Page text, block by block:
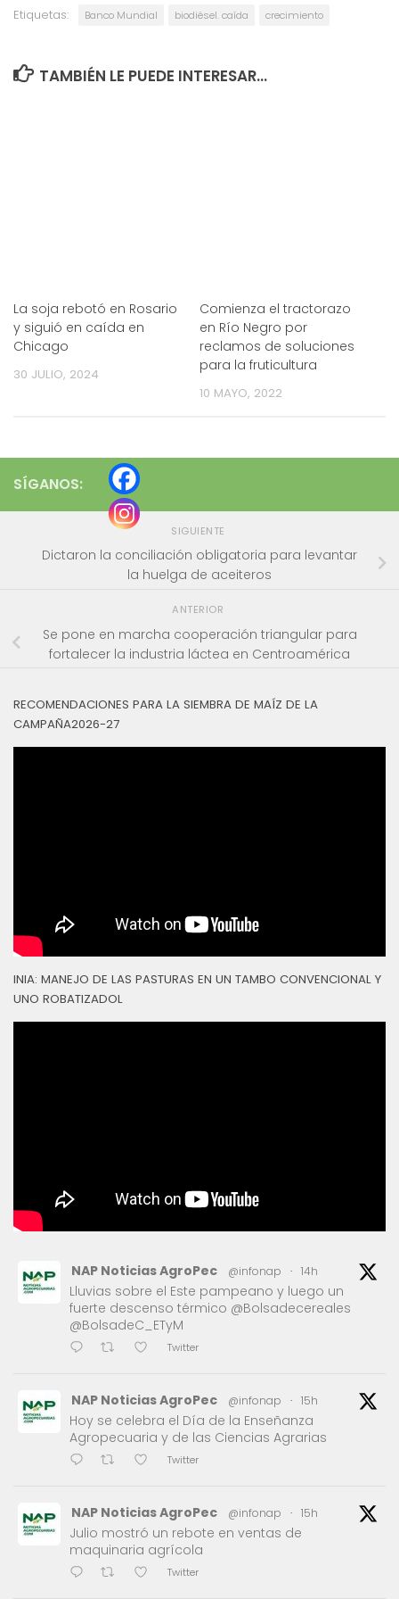
Etiquetas: Banco Mundial biodiésel. caída crecimiento
TAMBIÉN LE PUEDE INTERESAR...
La soja rebotó en Rosario
y siguió en caída en
Chicago
30 JULIO, 2024
Comienza el tractorazo
en Río Negro por
reclamos de soluciones
para la fruticultura
10 MAYO, 2022
SÍGANOS:
SIGUIENTE
Dictaron la conciliación obligatoria para levantar
la huelga de aceiteros
ANTERIOR
Se pone en marcha cooperación triangular para
fortalecer la industria láctea en Centroamérica
RECOMENDACIONES PARA LA SIEMBRA DE MAÍZ DE LA
CAMPAÑA2026-27
INIA: MANEJO DE LAS PASTURAS EN UN TAMBO CONVENCIONAL Y
UNO ROBATIZADOL
NAP Noticias AgroPec @infonap · 14h
Lluvias sobre el Este pampeano y luego un
fuerte descenso térmico @Bolsadecereales
@BolsadeC_ETyM
Twitter
NAP Noticias AgroPec @infonap · 15h
Hoy se celebra el Día de la Enseñanza
Agropecuaria y de las Ciencias Agrarias
Twitter
NAP Noticias AgroPec @infonap · 15h
Julio mostró un rebote en ventas de
maquinaria agrícola
Twitter